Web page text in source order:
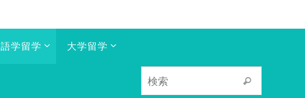
語学留学 大学留学
検索